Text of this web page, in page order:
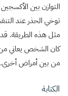
التوازن بين
توخي الحذر عند
مثل هذه الطريقة.
كان الشخص يعاني من
من بين أمراض أخرى.
الكتابة